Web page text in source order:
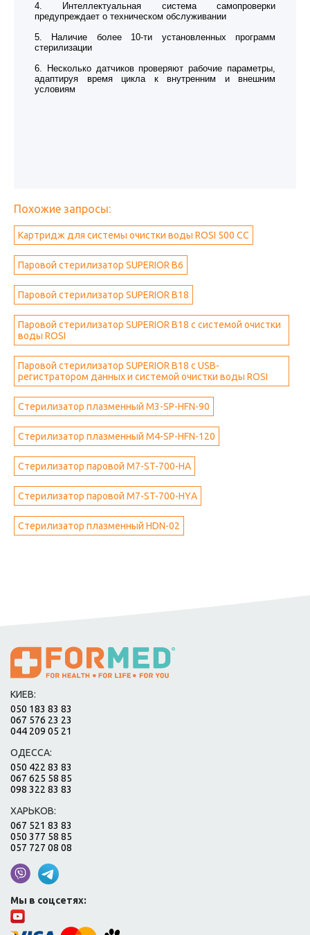
4. Интеллектуальная система самопроверки
предупреждает о техническом обслуживании
5. Наличие более 10-ти установленных программ
стерилизации
6. Несколько датчиков проверяют рабочие параметры,
адаптируя время цикла к внутренним и внешним
условиям
Похожие запросы:
Картридж для системы очистки воды ROSI 500 CC
Паровой стерилизатор SUPERIOR B6
Паровой стерилизатор SUPERIOR B18
Паровой стерилизатор SUPERIOR B18 с системой очистки
воды ROSI
Паровой стерилизатор SUPERIOR B18 с USB-
регистратором данных и системой очистки воды ROSI
Стерилизатор плазменный M3-SP-HFN-90
Стерилизатор плазменный M4-SP-HFN-120
Стерилизатор паровой M7-ST-700-НА
Стерилизатор паровой M7-ST-700-НYА
Стерилизатор плазменный HDN-02
КИЕВ:
050 183 83 83
067 576 23 23
044 209 05 21
ОДЕССА:
050 422 83 83
067 625 58 85
098 322 83 83
ХАРЬКОВ:
067 521 83 83
050 377 58 85
057 727 08 08
Мы в соцсетях: